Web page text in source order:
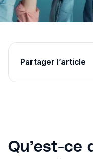
Partager l’article
Qu’est-ce